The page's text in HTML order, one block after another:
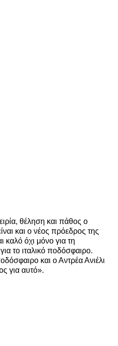
θέληση και πάθος ο
και ο νέος πρόεδρος της
καλό όχι μόνο για τη
το ιταλικό ποδόσφαιρο.
και ο Αντρέα Ανιέλι
για αυτό».